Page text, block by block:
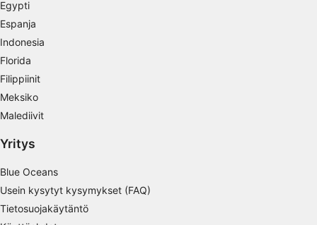
Egypti
Espanja
Indonesia
Florida
Filippiinit
Meksiko
Malediivit
Yritys
Blue Oceans
Usein kysytyt kysymykset (FAQ)
Tietosuojakäytäntö
peräisin olevien tietojen, tilastojen tai
yhdistelmien avulla
Rajoitettujen tietojen käyttö sisällön
valitsemiseen
IAB:n erityispiirteet:
Tunnista laitteet aktiivisesti pyydettyjen
tietojen perusteella
Välttämätön